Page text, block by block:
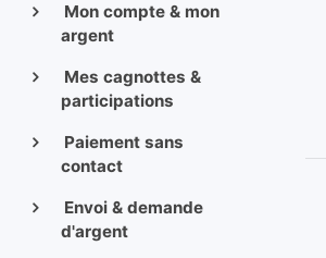
Mon compte & mon
argent
Mes cagnottes &
participations
Paiement sans
contact
Envoi & demande
d'argent